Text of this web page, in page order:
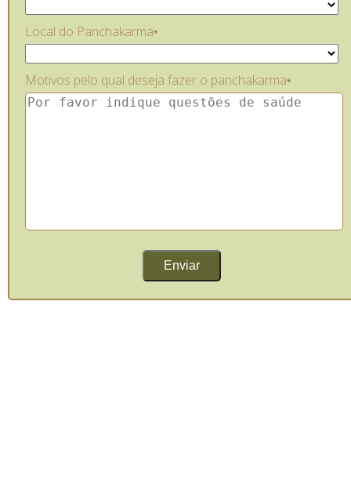
Local do Panchakarma*
Motivos pelo qual deseja fazer o panchakarma*